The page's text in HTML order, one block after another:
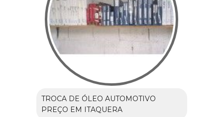
TROCA DE ÓLEO AUTOMOTIVO
PREÇO EM ITAQUERA